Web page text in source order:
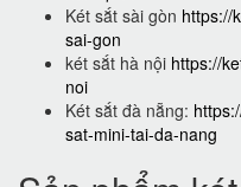
Két sắt sài gòn https://
sai-gon
két sắt hà nội https://
noi
Két sắt đà nẵng:
sat-mini-tai-da-nang